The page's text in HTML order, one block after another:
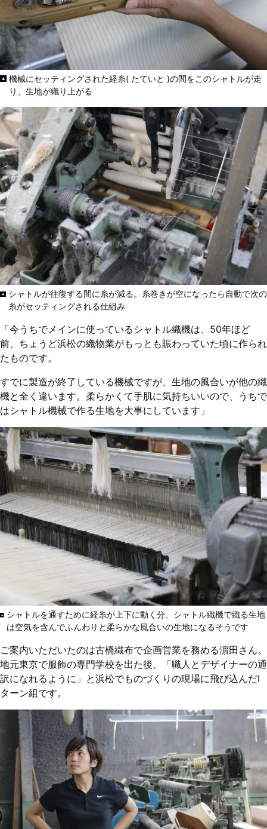
機械にセッティングされた経糸( たていと )の間をこのシャトルが走
り、生地が織り上がる
シャトルが往復する間に糸が減る。糸巻きが空になったら自動で次の
糸がセッティングされる仕組み
「今うちでメインに使っているシャトル織機は、50年ほど
前、ちょうど浜松の織物業がもっとも賑わっていた頃に作られ
たものです。
すでに製造が終了している機械ですが、生地の風合いが他の織
機と全く違います。柔らかくて手肌に気持ちいいので、うちで
はシャトル機械で作る生地を大事にしています」
シャトルを通すために経糸が上下に動く分、シャトル織機で織る生地
は空気を含んでふんわりと柔らかな風合いの生地になるそうです
ご案内いただいたのは古橋織布で企画営業を務める濵田さん。
地元東京で服飾の専門学校を出た後、「職人とデザイナーの通
訳になれるように」と浜松でものづくりの現場に飛び込んだI
ターン組です。